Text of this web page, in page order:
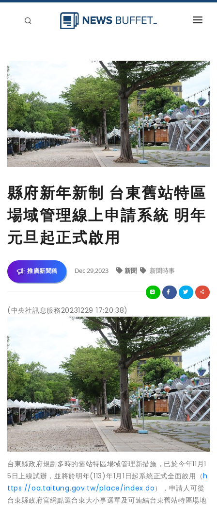
刊登
縣府新年新制 台東舊站特區
場域管理線上申請系統 明年
元旦起正式啟用
推廣新聞稿 Dec 29,2023 新聞 新聞時事
(中央社訊息服務20231229 17:20:38)
台東縣政府規劃多時的舊站特區場域管理新措施，已於今年11月1
5日上線試辦，並將於明年(113)年1月1日起系統正式全面啟用（h
ttps://oa.taitung.gov.tw/place/index.do），申請人可從
台東縣政府官網點選台東大小事選單及可連結台東舊站特區場地